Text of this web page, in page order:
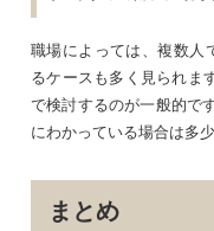
職場によっては、複数人
るケースも多く見られま
で検討するのが一般的で
にわかっている場合は多
まとめ